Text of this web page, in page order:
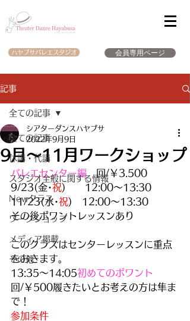
ハヤブサバレエスタジオ 会員専用ページ
記事
全ての記事
休講・代講
スタジオ全般に関する情報
Newクラス
ワークショップ
メディア掲載
その他
全ての記事
9月～11月ワークショップ
シアターダンスハヤブサ
2022年9月9日
バレエセンター編 回/￥3.500
9/23(金･祝)　　12:00～13:30
11/23(水･祝)　12:00～13:30
その後ポワントレッスンあり
このクラスはセンターレッスンに重点
をおきます。
13:35～14:05初めてのポワント
回/￥500履きたいとお考えの方は隼ま
で！
参加条件